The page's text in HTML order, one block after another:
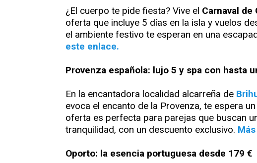
¿El cuerpo te pide fiesta? Vive el Carnaval de
oferta que incluye 5 días en la isla y vuelos
el ambiente festivo te esperan en una
este enlace.
Provenza española: lujo 5 y spa con hasta
En la encantadora localidad alcarreña de
evoca el encanto de la Provenza, te espera
oferta es perfecta para parejas que buscan
tranquilidad, con un descuento exclusivo.
Oporto: la esencia portuguesa desde 179 €